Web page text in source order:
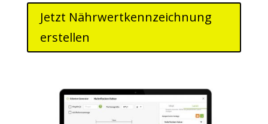
Jetzt Nährwertkennzeichnung
erstellen